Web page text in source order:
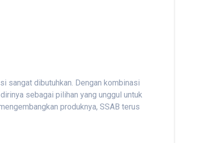
sangat dibutuhkan. Dengan kombinasi
sebagai pilihan yang unggul untuk
produknya, SSAB terus